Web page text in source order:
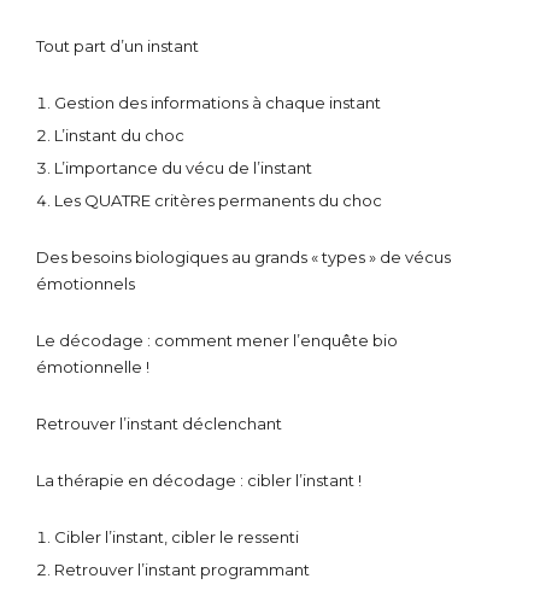
Tout part d’un instant
Gestion des informations à chaque instant
L’instant du choc
L’importance du vécu de l’instant
Les QUATRE critères permanents du choc
Des besoins biologiques au grands « types » de vécus
émotionnels
Le décodage : comment mener l’enquête bio
émotionnelle !
Retrouver l’instant déclenchant
La thérapie en décodage : cibler l’instant !
Cibler l’instant, cibler le ressenti
Retrouver l’instant programmant